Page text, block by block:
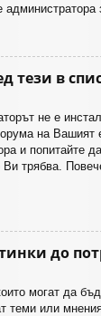
тези в
не е
на Вашият
и попитайте
Ви трябва.
до
могат да
теми или